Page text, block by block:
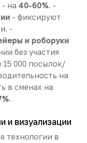
- на 40-60%. -
- фиксируют
-
и роборуки
без участия
15 000 посылок/
на
в сменах на
.
и визуализации
технологии в